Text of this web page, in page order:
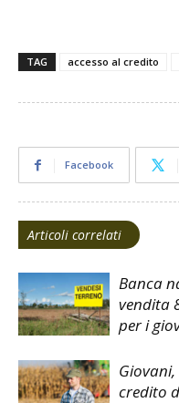
TAG accesso al credito
Facebook
Articoli correlati
Banca
vendita
per i
credito